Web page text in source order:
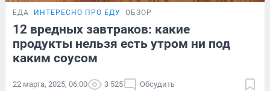
ЕДА ИНТЕРЕСНО ПРО ЕДУ ОБЗОР
12 вредных завтраков: какие
продукты нельзя есть утром ни под
каким соусом
22 марта, 2025, 06:00 3 525 Обсудить